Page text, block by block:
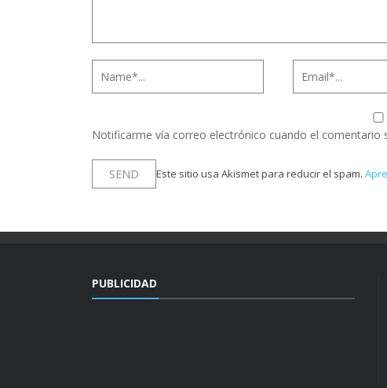
Notificarme vía correo electrónico cuando el comentario
Este sitio usa Akismet para reducir el spam.
PUBLICIDAD